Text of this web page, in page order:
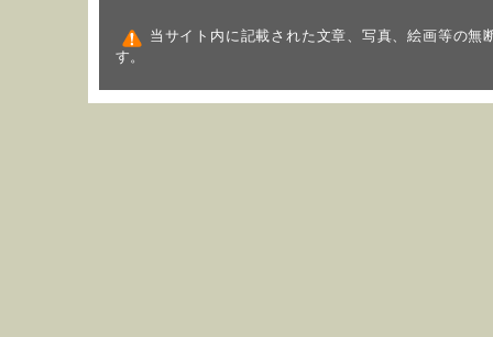
当サイト内に記載された文章、写真、絵画等の無
す。